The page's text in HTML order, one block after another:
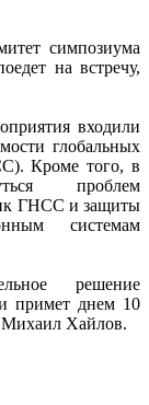
симпозиума
на встречу,
входили
глобальных
Кроме того, в
проблем
ГНСС и защиты
системам
решение
примет днем 10
Михаил Хайлов.